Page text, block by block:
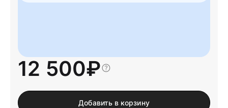
12 500₽
Добавить в корзину